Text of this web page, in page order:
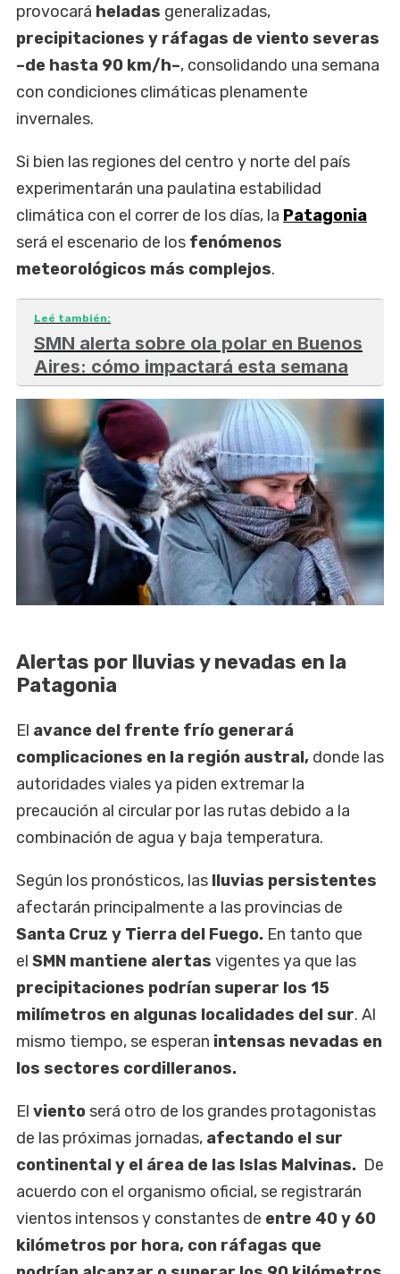
provocará heladas generalizadas,
precipitaciones y ráfagas de viento severas
–de hasta 90 km/h–, consolidando una semana
con condiciones climáticas plenamente
invernales.
Si bien las regiones del centro y norte del país
experimentarán una paulatina estabilidad
climática con el correr de los días, la Patagonia
será el escenario de los fenómenos
meteorológicos más complejos.
Leé también:
SMN alerta sobre ola polar en Buenos
Aires: cómo impactará esta semana
Alertas por lluvias y nevadas en la
Patagonia
El avance del frente frío generará
complicaciones en la región austral, donde las
autoridades viales ya piden extremar la
precaución al circular por las rutas debido a la
combinación de agua y baja temperatura.
Según los pronósticos, las lluvias persistentes
afectarán principalmente a las provincias de
Santa Cruz y Tierra del Fuego. En tanto que
el SMN mantiene alertas vigentes ya que las
precipitaciones podrían superar los 15
milímetros en algunas localidades del sur. Al
mismo tiempo, se esperan intensas nevadas en
los sectores cordilleranos.
El viento será otro de los grandes protagonistas
de las próximas jornadas, afectando el sur
continental y el área de las Islas Malvinas. De
acuerdo con el organismo oficial, se registrarán
vientos intensos y constantes de entre 40 y 60
kilómetros por hora, con ráfagas que